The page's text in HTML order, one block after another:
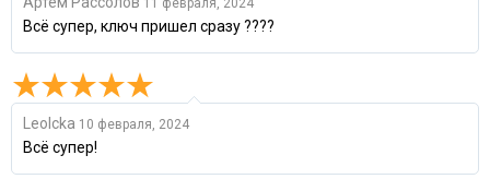
Всё супер, ключ пришел сразу ????
Leolcka 10 февраля, 2024
Всё супер!